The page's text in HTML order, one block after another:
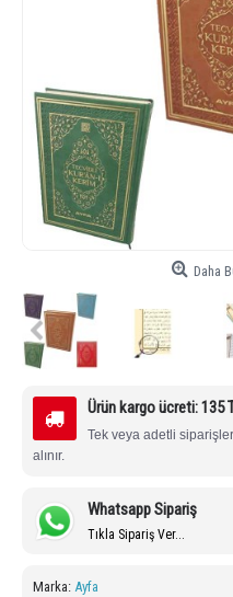
Daha
Ürün kargo ücreti: 135
Tek veya adetli
alınır.
Whatsapp Sipariş
Tıkla Sipariş Ver...
Marka: Ayfa